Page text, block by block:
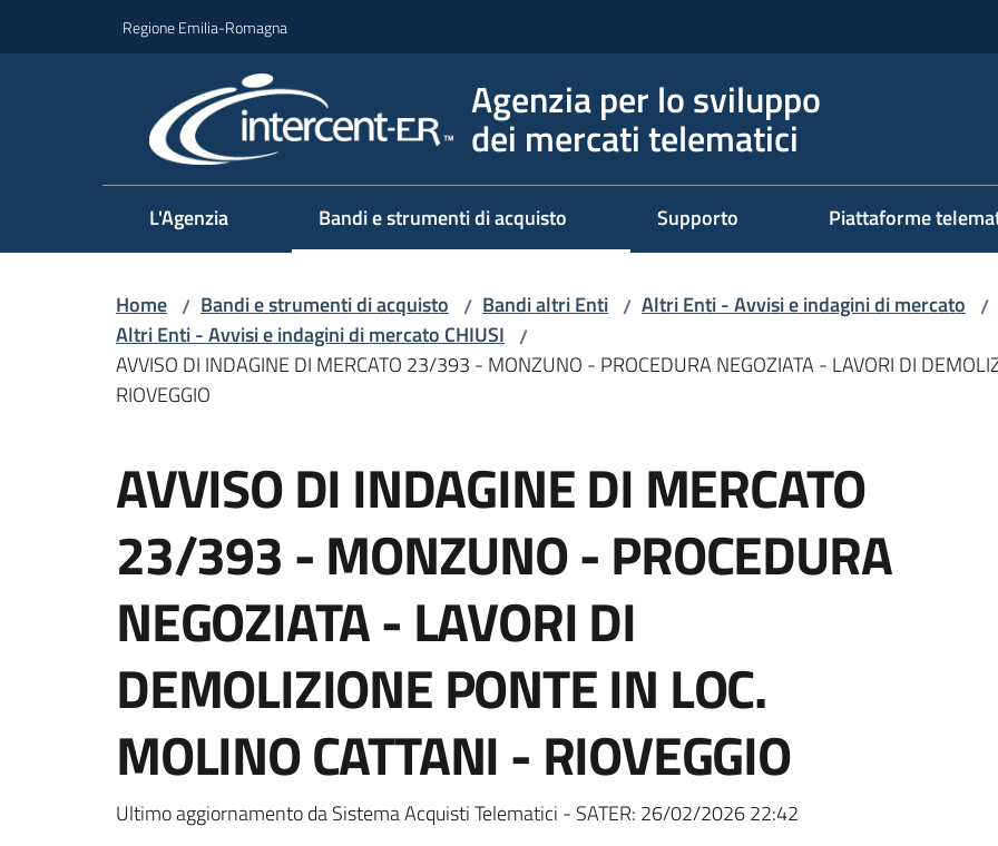
Regione Emilia-Romagna
Agenzia per lo sviluppo
dei mercati telematici
L'Agenzia Bandi e strumenti di acquisto Supporto Piattaforme
Home / Bandi e strumenti di acquisto / Bandi altri Enti / Altri Enti - Avvisi e indagini di mercato /
Altri Enti - Avvisi e indagini di mercato CHIUSI /
AVVISO DI INDAGINE DI MERCATO 23/393 - MONZUNO - PROCEDURA NEGOZIATA - LAVORI DI
RIOVEGGIO
AVVISO DI INDAGINE DI MERCATO
23/393 - MONZUNO - PROCEDURA
NEGOZIATA - LAVORI DI
DEMOLIZIONE PONTE IN LOC.
MOLINO CATTANI - RIOVEGGIO
Ultimo aggiornamento da Sistema Acquisti Telematici - SATER: 26/02/2026 22:42